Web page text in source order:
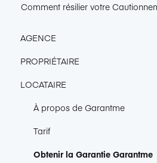
Comment résilier votre
AGENCE
Accès Console Garantme
Intégration & Export
Connexion de boîte mail
CRM
Gestion des dossiers
PROPRIÉTAIRE
LOCATAIRE
À propos de Garantme
Tarif
Obtenir la Garantie Garantme